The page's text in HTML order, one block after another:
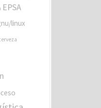
EPSA
linux